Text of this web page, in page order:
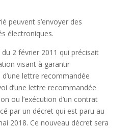
peuvent s’envoyer des
électroniques.
2 février 2011 qui précisait
visant à garantir
d’une lettre recommandée
d’une lettre recommandée
ou l’exécution d’un contrat
par un décret qui est paru au
2018. Ce nouveau décret sera